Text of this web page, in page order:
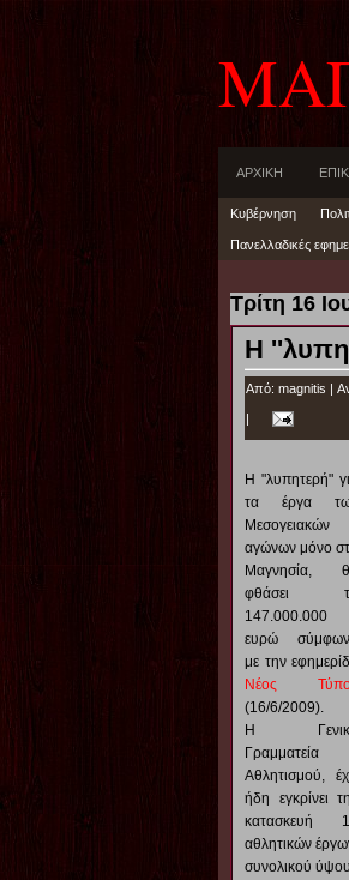
ΑΡΧΙΚΗ
Κυβέρνηση
Πανελλαδικές
Τρίτη 16
Η
Από: magnitis |
|
Η "λυπητερή"
τα έργα
Μεσογειακών
αγώνων μόνο
Μαγνησία,
φθάσει
147.000.000
ευρώ
με την
Νέος
(16/6/2009).
Η
Γραμματεία
Αθλητισμού,
ήδη εγκρίνει
κατασκευή
αθλητικών
συνολικού